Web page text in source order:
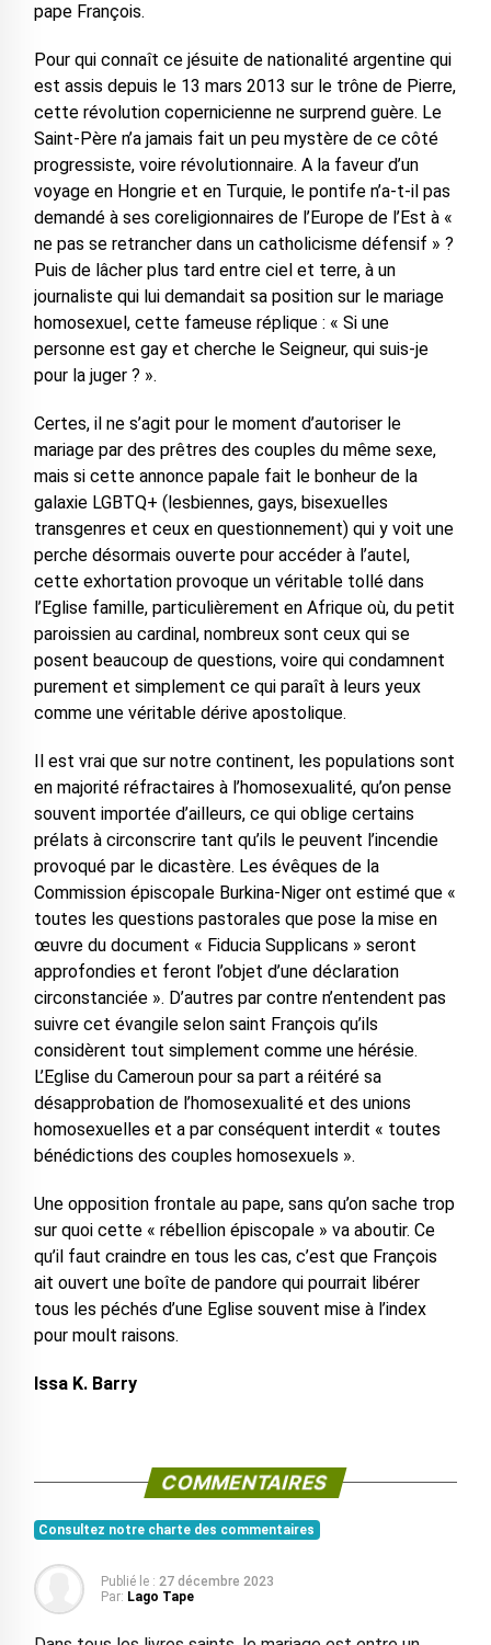
pape François.
Pour qui connaît ce jésuite de nationalité argentine qui
est assis depuis le 13 mars 2013 sur le trône de Pierre,
cette révolution copernicienne ne surprend guère. Le
Saint-Père n’a jamais fait un peu mystère de ce côté
progressiste, voire révolutionnaire. A la faveur d’un
voyage en Hongrie et en Turquie, le pontife n’a-t-il pas
demandé à ses coreligionnaires de l’Europe de l’Est à «
ne pas se retrancher dans un catholicisme défensif » ?
Puis de lâcher plus tard entre ciel et terre, à un
journaliste qui lui demandait sa position sur le mariage
homosexuel, cette fameuse réplique : « Si une
personne est gay et cherche le Seigneur, qui suis-je
pour la juger ? ».
Certes, il ne s’agit pour le moment d’autoriser le
mariage par des prêtres des couples du même sexe,
mais si cette annonce papale fait le bonheur de la
galaxie LGBTQ+ (lesbiennes, gays, bisexuelles
transgenres et ceux en questionnement) qui y voit une
perche désormais ouverte pour accéder à l’autel,
cette exhortation provoque un véritable tollé dans
l’Eglise famille, particulièrement en Afrique où, du petit
paroissien au cardinal, nombreux sont ceux qui se
posent beaucoup de questions, voire qui condamnent
purement et simplement ce qui paraît à leurs yeux
comme une véritable dérive apostolique.
Il est vrai que sur notre continent, les populations sont
en majorité réfractaires à l’homosexualité, qu’on pense
souvent importée d’ailleurs, ce qui oblige certains
prélats à circonscrire tant qu’ils le peuvent l’incendie
provoqué par le dicastère. Les évêques de la
Commission épiscopale Burkina-Niger ont estimé que «
toutes les questions pastorales que pose la mise en
œuvre du document « Fiducia Supplicans » seront
approfondies et feront l’objet d’une déclaration
circonstanciée ». D’autres par contre n’entendent pas
suivre cet évangile selon saint François qu’ils
considèrent tout simplement comme une hérésie.
L’Eglise du Cameroun pour sa part a réitéré sa
désapprobation de l’homosexualité et des unions
homosexuelles et a par conséquent interdit « toutes
bénédictions des couples homosexuels ».
Une opposition frontale au pape, sans qu’on sache trop
sur quoi cette « rébellion épiscopale » va aboutir. Ce
qu’il faut craindre en tous les cas, c’est que François
ait ouvert une boîte de pandore qui pourrait libérer
tous les péchés d’une Eglise souvent mise à l’index
pour moult raisons.
Issa K. Barry
COMMENTAIRES
Consultez notre charte des commentaires
Publié le : 27 décembre 2023
Par: Lago Tape